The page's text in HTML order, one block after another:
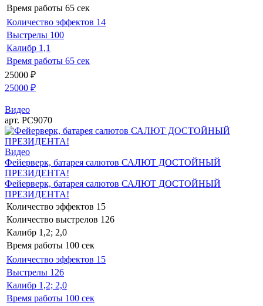
Время работы 65 сек
Количество эффектов 14
Выстрелы 100
Калибр 1,1
Время работы 65 сек
25000 ₽
25000 ₽
Видео
арт. РС9070
Видео
Фейерверк, батарея салютов САЛЮТ ДОСТОЙНЫЙ
ПРЕЗИДЕНТА!
Фейерверк, батарея салютов САЛЮТ ДОСТОЙНЫЙ
ПРЕЗИДЕНТА!
Количество эффектов 15
Количество выстрелов 126
Калибр 1,2; 2,0
Время работы 100 сек
Количество эффектов 15
Выстрелы 126
Калибр 1,2; 2,0
Время работы 100 сек